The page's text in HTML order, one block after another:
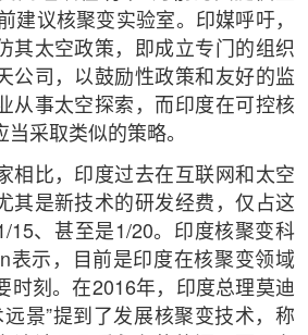
建议核聚变实验室。印媒呼吁，
其太空政策，即成立专门的组织
公司，以鼓励性政策和友好的监
从事太空探索，而印度在可控核
采取类似的策略。
相比，印度过去在互联网和太空
其是新技术的研发经费，仅占这
15、甚至是1/20。印度核聚变科
表示，目前是印度在核聚变领域
时刻。在2016年，印度总理莫迪
景”提到了发展核聚变技术，称